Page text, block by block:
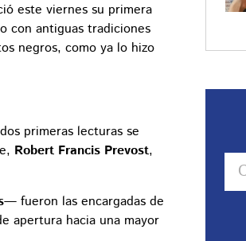
este viernes su primera
con antiguas tradiciones
negros, como ya lo hizo
primeras lecturas se
Robert Francis Prevost,
fueron las encargadas de
apertura hacia una mayor